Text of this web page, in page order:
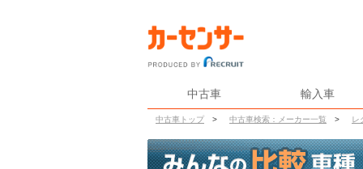
中古車 輸入車
中古車トップ > 中古車検索：メーカー一覧 > レ